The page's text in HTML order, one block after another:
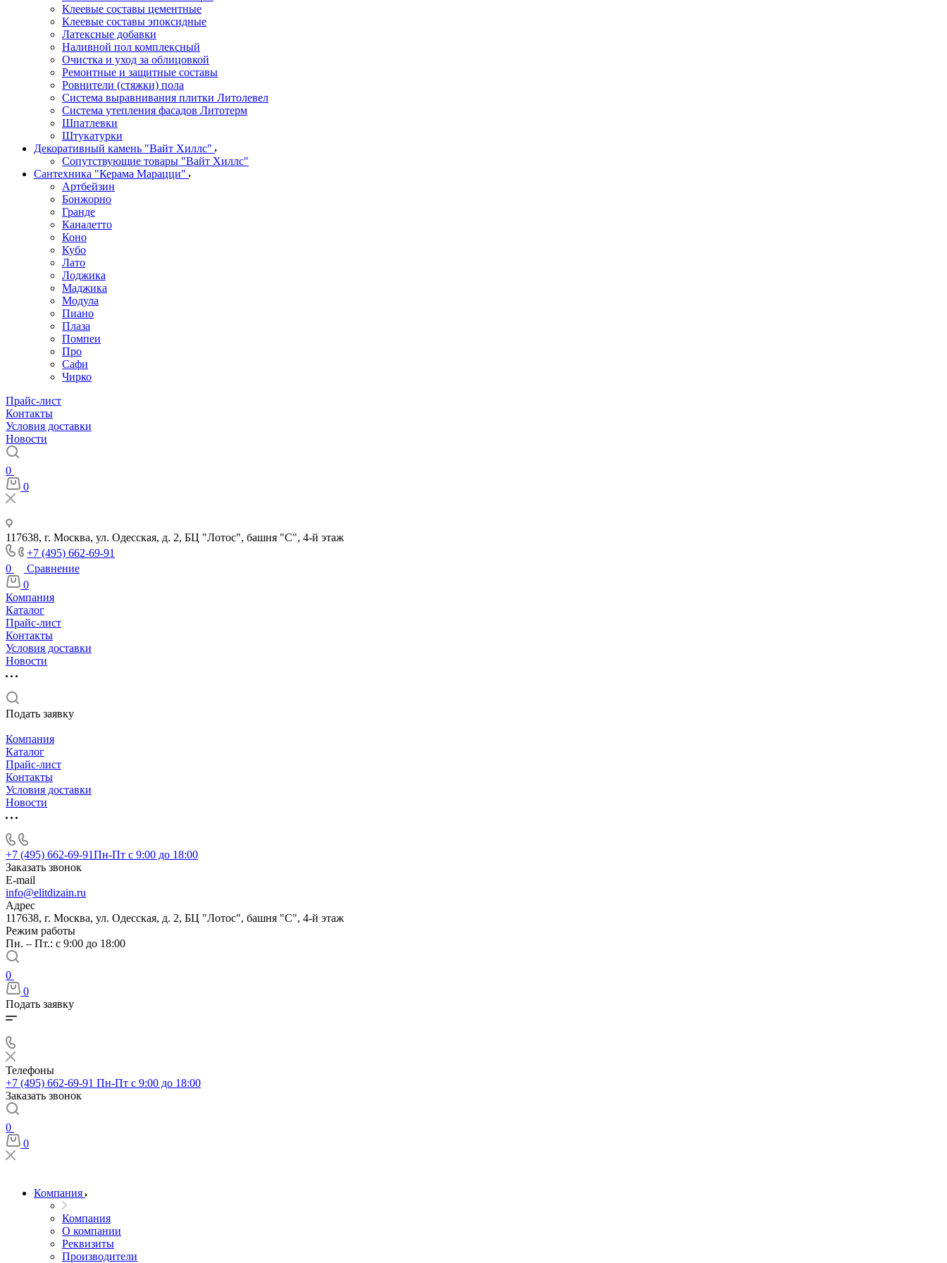
Клеевые составы цементные
Клеевые составы эпоксидные
Латексные добавки
Наливной пол комплексный
Очистка и уход за облицовкой
Ремонтные и защитные составы
Ровнители (стяжки) пола
Система выравнивания плитки Литолевел
Система утепления фасадов Литотерм
Шпатлевки
Штукатурки
Декоративный камень "Вайт Хиллс"
Сопутствующие товары "Вайт Хиллс"
Сантехника "Керама Марацци"
Артбейзин
Бонжорно
Гранде
Каналетто
Коно
Кубо
Лато
Лоджика
Маджика
Модула
Пиано
Плаза
Помпеи
Про
Сафи
Чирко
Прайс-лист
Контакты
Условия доставки
Новости
0
0
117638, г. Москва, ул. Одесская, д. 2, БЦ "Лотос", башня "С", 4-й этаж
+7 (495) 662-69-91
0
Сравнение
0
Компания
Каталог
Прайс-лист
Контакты
Условия доставки
Новости
Подать заявку
Компания
Каталог
Прайс-лист
Контакты
Условия доставки
Новости
+7 (495) 662-69-91Пн-Пт c 9:00 до 18:00
Заказать звонок
E-mail
info@elitdizain.ru
Адрес
117638, г. Москва, ул. Одесская, д. 2, БЦ "Лотос", башня "С", 4-й этаж
Режим работы
Пн. – Пт.: с 9:00 до 18:00
0
0
Подать заявку
Телефоны
+7 (495) 662-69-91 Пн-Пт c 9:00 до 18:00
Заказать звонок
0
0
Компания
Компания
О компании
Реквизиты
Производители